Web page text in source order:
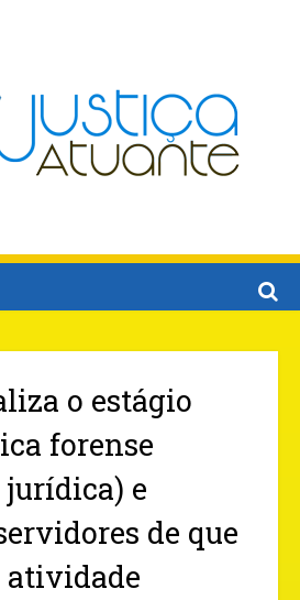
o estágio
forense
e
de que
atividade